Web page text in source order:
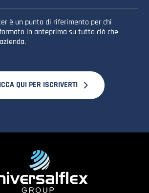
è un punto di riferimento per chi
in anteprima su tutto ciò che
QUI PER ISCRIVERTI